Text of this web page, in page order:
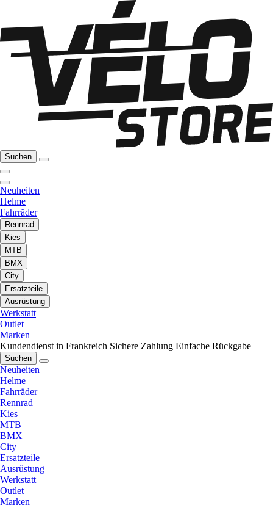
Suchen
Neuheiten
Helme
Fahrräder
Rennrad
Kies
MTB
BMX
City
Ersatzteile
Ausrüstung
Werkstatt
Outlet
Marken
Kundendienst in Frankreich Sichere Zahlung Einfache Rückgabe
Suchen
Neuheiten
Helme
Fahrräder
Rennrad
Kies
MTB
BMX
City
Ersatzteile
Ausrüstung
Werkstatt
Outlet
Marken